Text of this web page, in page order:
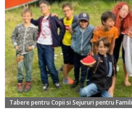
Tabere pentru Copii si Sejururi pentru